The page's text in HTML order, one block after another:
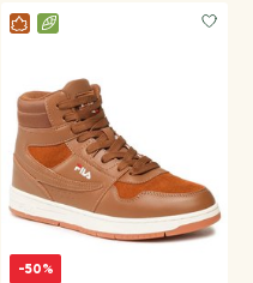
-50%